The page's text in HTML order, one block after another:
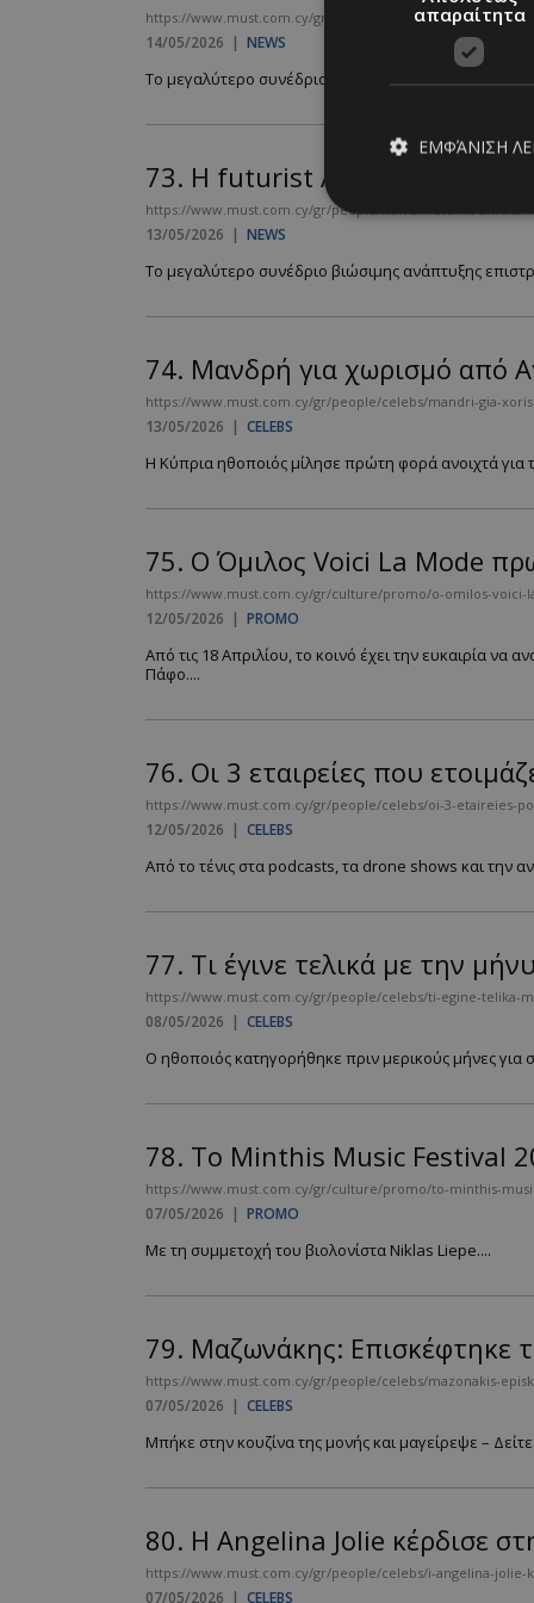
https://www.must.com.cy/gr/people/news/o-abdulrahman-
14/05/2026 | NEWS
Το μεγαλύτερο συνέδριο βιώσιμης ανάπτυξης
73. Η futurist Amelia Kallman
https://www.must.com.cy/gr/people/news/i-futurist-amelia-
13/05/2026 | NEWS
Το μεγαλύτερο συνέδριο βιώσιμης ανάπτυξης
74. Μανδρή για χωρισμό από
https://www.must.com.cy/gr/people/celebs/mandri-gia-
13/05/2026 | CELEBS
Η Κύπρια ηθοποιός μίλησε πρώτη φορά ανοιχτά για
75. Ο Όμιλος Voici La Mode
https://www.must.com.cy/gr/culture/promo/o-omilos-voici-
12/05/2026 | PROMO
Από τις 18 Απριλίου, το κοινό έχει την ευκαιρία
Πάφο....
76. Οι 3 εταιρείες που
https://www.must.com.cy/gr/people/celebs/oi-3-etaireies-
12/05/2026 | CELEBS
Από το τένις στα podcasts, τα drone shows και την
77. Τι έγινε τελικά με την
https://www.must.com.cy/gr/people/celebs/ti-egine-telika-
08/05/2026 | CELEBS
Ο ηθοποιός κατηγορήθηκε πριν μερικούς μήνες για
78. Το Minthis Music Festival
https://www.must.com.cy/gr/culture/promo/to-minthis-
07/05/2026 | PROMO
Με τη συμμετοχή του βιολονίστα Niklas Liepe....
79. Μαζωνάκης: Επισκέφτηκε
https://www.must.com.cy/gr/people/celebs/mazonakis-
07/05/2026 | CELEBS
Μπήκε στην κουζίνα της μονής και μαγείρεψε – Δείτε
80. Η Angelina Jolie κέρδισε
https://www.must.com.cy/gr/people/celebs/i-angelina-
07/05/2026 | CELEBS
απαραίτητα
ΕΜΦΆΝΙΣΗ
Ονοματεπώνυμο
PinToTopCookie
LangCookie
_scc_session
PHPSESSID
takeOverCookie
AdSphere-GDPR